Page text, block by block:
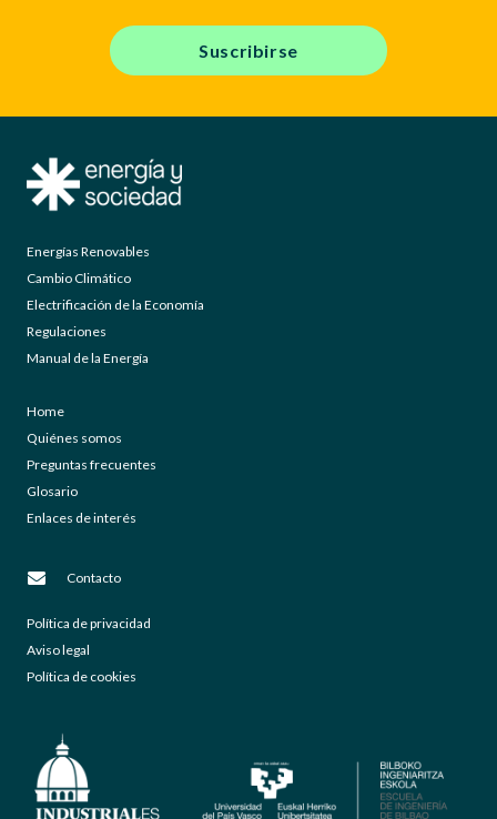
Suscribirse
Energías Renovables
Cambio Climático
Electrificación de la Economía
Regulaciones
Manual de la Energía
Home
Quiénes somos
Preguntas frecuentes
Glosario
Enlaces de interés
Contacto
Política de privacidad
Aviso legal
Política de cookies